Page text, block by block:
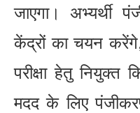
जाएगा। अभ्यर्थी
केंद्रों का चयन
परीक्षा हेतु नियुक्त
मदद के लिए